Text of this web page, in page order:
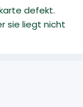
defekt.
sie liegt nicht